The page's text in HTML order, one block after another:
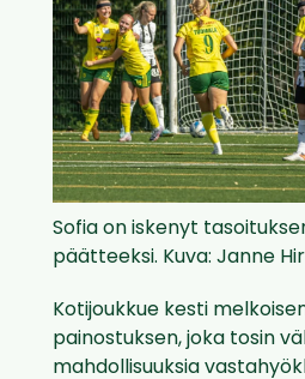
Sofia on iskenyt
päätteeksi. Kuva: Janne
Kotijoukkue kesti
painostuksen, joka tosin
mahdollisuuksia